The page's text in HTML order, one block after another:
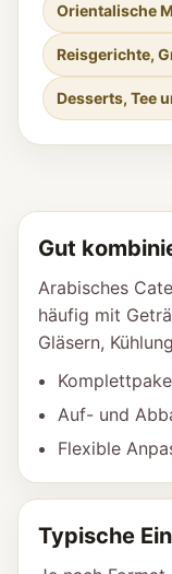
Orientalische
Reisgerichte,
Desserts, Tee
Gut
Arabisches
häufig mit
Gläsern,
Auf- und
Flexible
Typische